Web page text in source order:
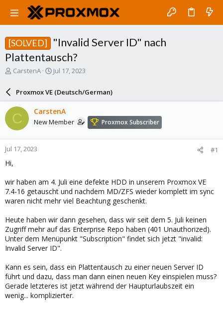
[SOLVED]
"Invalid Server ID" nach
Plattentausch?
T
a
d
s
t
a
r
e
CarstenA
S
a
r
d
a
e
Jul 17, 2023
Proxmox VE (Deutsch/German)
C CarstenA
New Member Proxmox Subscriber
Jul 17, 2023 #1
Hi,
wir haben am 4. Juli eine defekte HDD in unserem Proxmox VE
7.4-16 getauscht und nachdem MD/ZFS wieder komplett im sync
waren nicht mehr viel Beachtung geschenkt.
Heute haben wir dann gesehen, dass wir seit dem 5. Juli keinen
Zugriff mehr auf das Enterprise Repo haben (401 Unauthorized).
Unter dem Menüpunkt "Subscription" findet sich jetzt "invalid:
Invalid Server ID".
Kann es sein, dass ein Plattentausch zu einer neuen Server ID
führt und dazu, dass man dann einen neuen Key einspielen muss?
Gerade letzteres ist jetzt während der Haupturlaubszeit ein
wenig... komplizierter.